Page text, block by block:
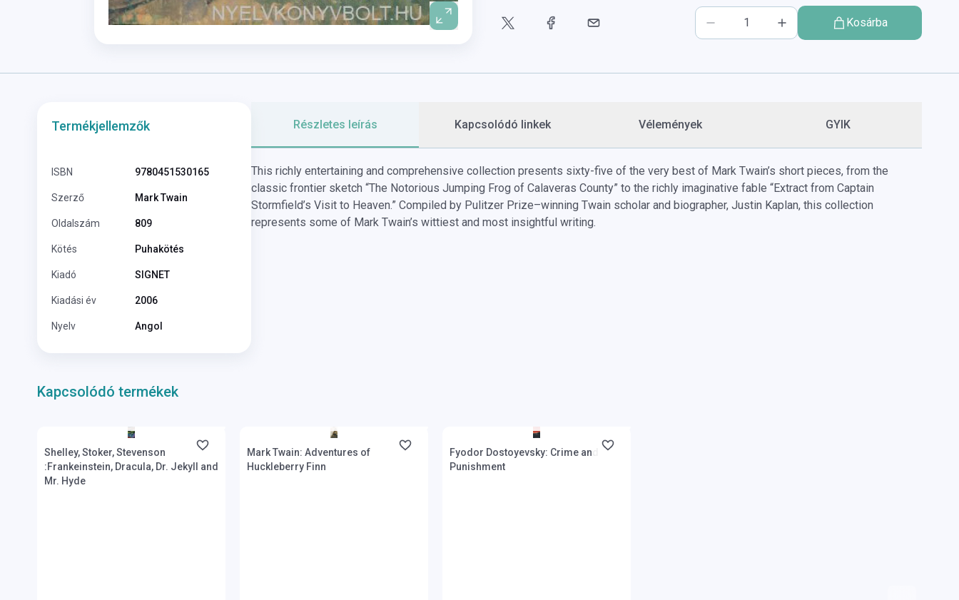
Kosárba
Termékjellemzők
ISBN 9780451530165
Szerző Mark Twain
Oldalszám 809
Kötés Puhakötés
Kiadó SIGNET
Kiadási év 2006
Nyelv Angol
Részletes leírás Kapcsolódó linkek Vélemények GYIK
This richly entertaining and comprehensive collection presents sixty-five of the very best of Mark Twain’s short pieces, from the
classic frontier sketch “The Notorious Jumping Frog of Calaveras County” to the richly imaginative fable “Extract from Captain
Stormfield’s Visit to Heaven.” Compiled by Pulitzer Prize–winning Twain scholar and biographer, Justin Kaplan, this collection
represents some of Mark Twain’s wittiest and most insightful writing.
Kapcsolódó termékek
Shelley, Stoker, Stevenson
:Frankeinstein, Dracula, Dr. Jekyll and
Mr. Hyde
Mark Twain: Adventures of
Huckleberry Finn
Fyodor Dostoyevsky: Crime and
Punishment